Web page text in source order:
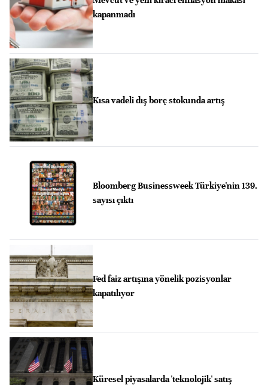
kapanmadı
Kısa vadeli dış borç stokunda artış
Bloomberg Businessweek Türkiye'nin 139.
sayısı çıktı
Fed faiz artışına yönelik pozisyonlar
kapatılıyor
Küresel piyasalarda 'teknolojik' satış